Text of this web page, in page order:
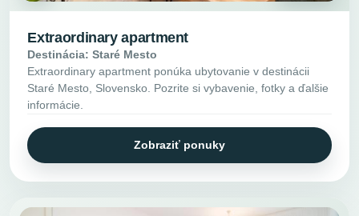
Extraordinary apartment
Destinácia: Staré Mesto
Extraordinary apartment ponúka ubytovanie v destinácii
Staré Mesto, Slovensko. Pozrite si vybavenie, fotky a ďalšie
informácie.
Zobraziť ponuky